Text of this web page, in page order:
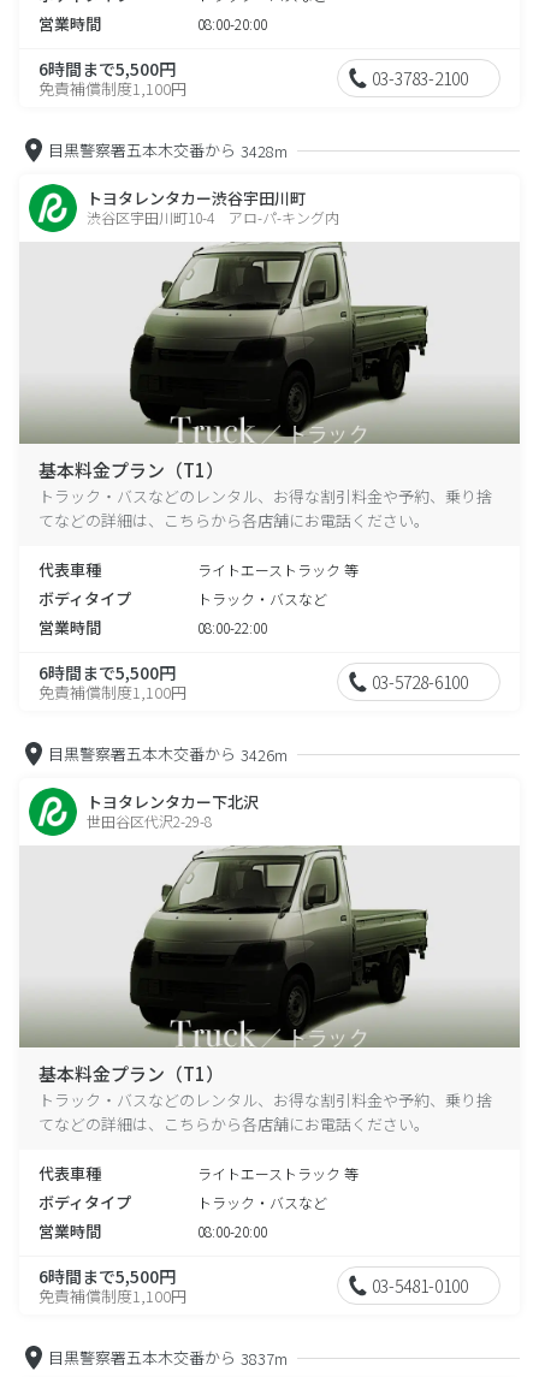
営業時間 08:00-20:00
6時間まで5,500円
免責補償制度1,100円 03-3783-2100
目黒警察署五本木交番から 3428m
トヨタレンタカー渋谷宇田川町
渋谷区宇田川町10-4 アロ-パ-キング内
基本料金プラン（T1）
トラック・バスなどのレンタル、お得な割引料金や予約、乗り捨
てなどの詳細は、こちらから各店舗にお電話ください。
代表車種 ライトエーストラック 等
ボディタイプ トラック・バスなど
営業時間 08:00-22:00
6時間まで5,500円
免責補償制度1,100円 03-5728-6100
目黒警察署五本木交番から 3426m
トヨタレンタカー下北沢
世田谷区代沢2-29-8
基本料金プラン（T1）
トラック・バスなどのレンタル、お得な割引料金や予約、乗り捨
てなどの詳細は、こちらから各店舗にお電話ください。
代表車種 ライトエーストラック 等
ボディタイプ トラック・バスなど
営業時間 08:00-20:00
6時間まで5,500円
免責補償制度1,100円 03-5481-0100
目黒警察署五本木交番から 3837m